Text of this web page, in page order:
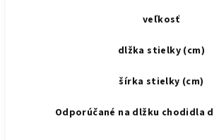
veľkosť
dlžka stielky (cm)
šírka stielky (cm)
Odporúčané na dlžku chodidla